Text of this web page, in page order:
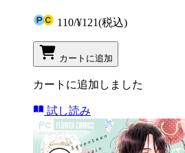
110/¥121(税込)
カートに追加
カートに追加しました
試し読み